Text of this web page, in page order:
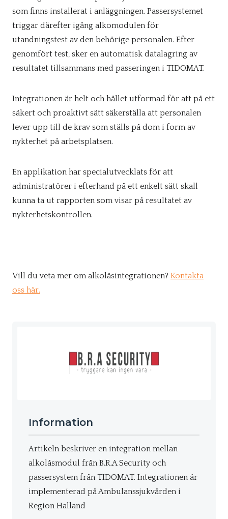
som finns installerat i anläggningen. Passersystemet
triggar därefter igång alkomodulen för
utandningstest av den behörige personalen. Efter
genomfört test, sker en automatisk datalagring av
resultatet tillsammans med passeringen i TIDOMAT.
Integrationen är helt och hållet utformad för att på ett
säkert och proaktivt sätt säkerställa att personalen
lever upp till de krav som ställs på dom i form av
nykterhet på arbetsplatsen.
En applikation har specialutvecklats för att
administratörer i efterhand på ett enkelt sätt skall
kunna ta ut rapporten som visar på resultatet av
nykterhetskontrollen.
Vill du veta mer om alkolåsintegrationen? Kontakta
oss här.
Information
Artikeln beskriver en integration mellan
alkolåsmodul från B.R.A Security och
passersystem från TIDOMAT. Integrationen är
implementerad på Ambulanssjukvården i
Region Halland